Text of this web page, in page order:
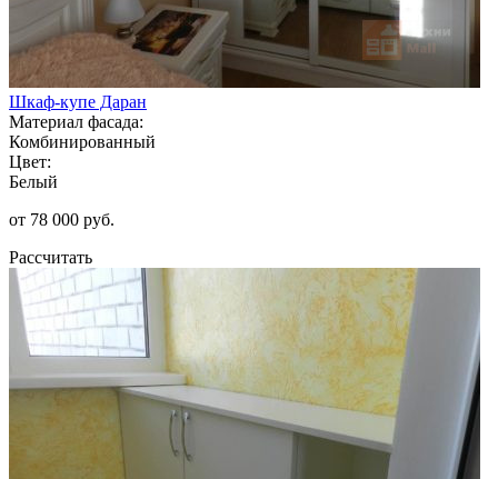
Шкаф-купе Даран
Материал фасада:
Комбинированный
Цвет:
Белый
от 78 000 руб.
Рассчитать